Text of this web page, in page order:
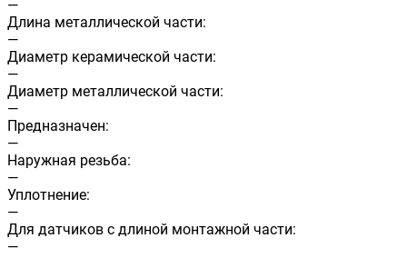
—
Длина металлической части:
—
Диаметр керамической части:
—
Диаметр металлической части:
—
Предназначен:
—
Наружная резьба:
—
Уплотнение:
—
Для датчиков с длиной монтажной части:
—